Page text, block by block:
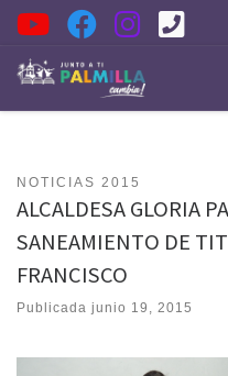
Saltar al contenido
NOTICIAS 2015
ALCALDESA GLORIA
SANEAMIENTO DE
FRANCISCO
Publicada junio 19, 2015